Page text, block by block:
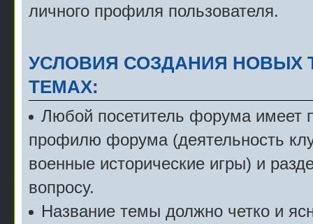
личного профиля пользователя.
УСЛОВИЯ СОЗДАНИЯ НОВЫХ
ТЕМАХ:
Любой посетитель форума имеет
профилю форума (деятельность
военные исторические игры) и
вопросу.
Название темы должно четко и